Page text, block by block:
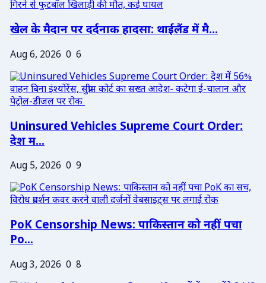
खेल के मैदान पर दर्दनाक हादसा: थाईलैंड में मै...
Aug 6, 2026 0 6
Uninsured Vehicles Supreme Court Order:
देश म...
Aug 5, 2026 0 9
PoK Censorship News: पाकिस्तान को नहीं पचा
Po...
Aug 3, 2026 0 8